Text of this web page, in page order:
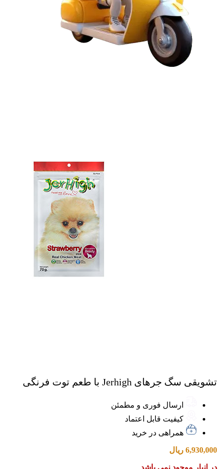
تشویقی سگ جرهای Jerhigh با طعم توت فرنگی
ارسال فوری و مطمئن
کیفیت قابل اعتماد
همراهی در خرید
6,930,000 ریال
در انبار موجود نمی باشد